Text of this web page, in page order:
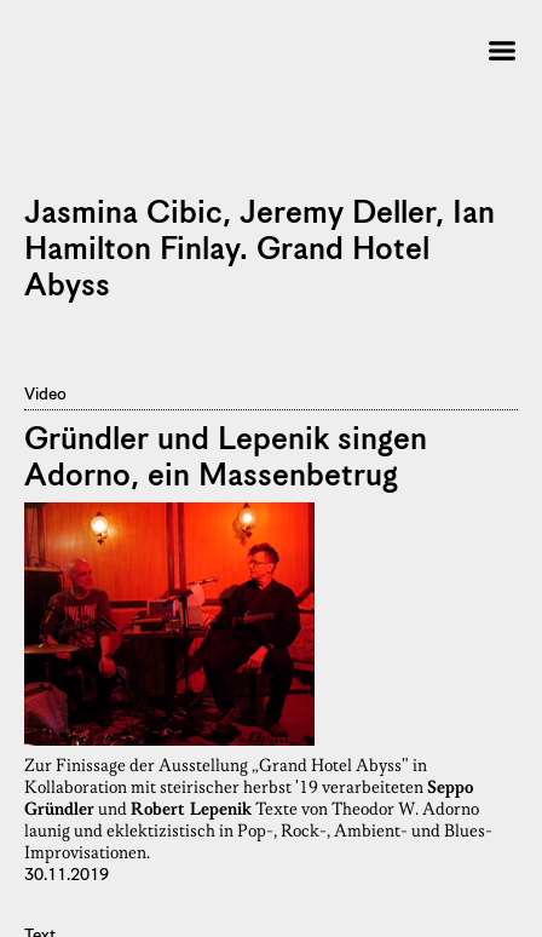
Jasmina Cibic, Jeremy Deller, Ian
Hamilton Finlay. Grand Hotel
Abyss
Video
Gründler und Lepenik singen
Adorno, ein Massenbetrug
Zur Finissage der Ausstellung „Grand Hotel Abyss" in
Kollaboration mit steirischer herbst '19 verarbeitetenSeppo
GründlerundRobert LepenikTexte von Theodor W. Adorno
launig und eklektizistisch in Pop-, Rock-, Ambient- und Blues-
Improvisationen.
30.11.2019